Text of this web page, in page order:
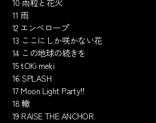
10 雨粒と花火
11 雨
12 エンベロープ
13 ここにしか咲かない花
14 この地球の続きを
15 tOKi meki
16 SPLASH
17 Moon Light Party‼︎
18 轍
19 RAISE THE ANCHOR